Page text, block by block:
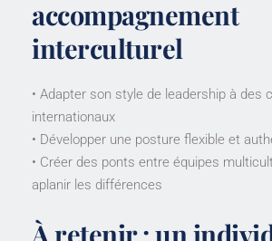
accompagnement
interculturel
• Adapter son style de leadership à des
internationaux
• Développer une posture flexible et
• Créer des ponts entre équipes
aplanir les différences
À retenir : un